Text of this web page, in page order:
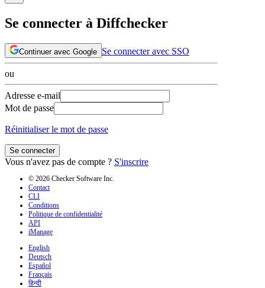
Se connecter à Diffchecker
Continuer avec Google Se connecter avec SSO
ou
Adresse e-mail
Mot de passe
Réinitialiser le mot de passe
Se connecter
Vous n'avez pas de compte ? S'inscrire
© 2026 Checker Software Inc.
Contact
CLI
Conditions
Politique de confidentialité
API
iManage
English
Deutsch
Español
Français
हिन्दी